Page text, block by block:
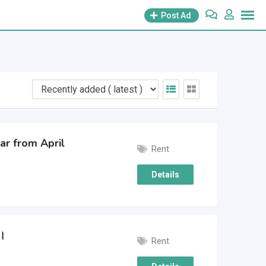
Post Ad
from April Rent
Details
Rent